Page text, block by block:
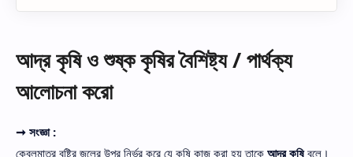
আদ্র কৃষি ও শুষ্ক কৃষির বৈশিষ্ট্য / পার্থক্য
আলোচনা করো
➞ সংজ্ঞা :
কেবলমাত্র বৃষ্টির জলের উপর নির্ভর করে যে কৃষি কাজ করা হয় তাকে আদ্র কৃষিবলে।